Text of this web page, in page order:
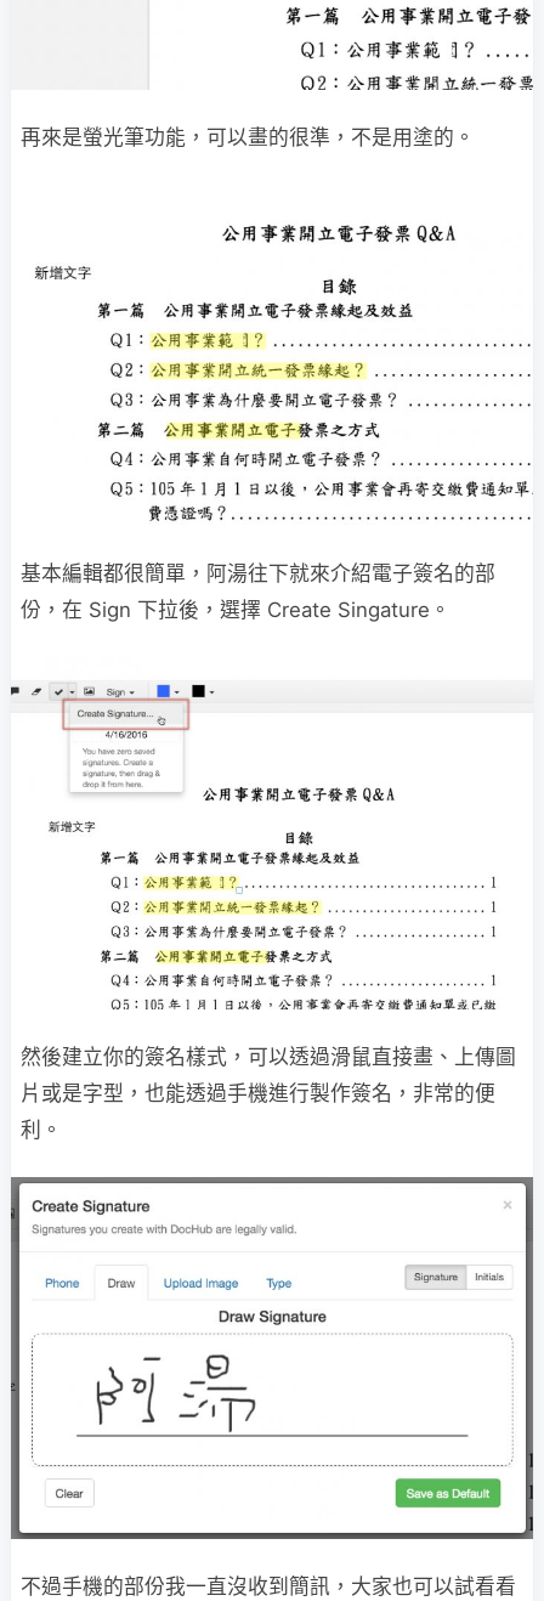
再來是螢光筆功能，可以畫的很準，不是用塗的。
基本編輯都很簡單，阿湯往下就來介紹電子簽名的部
份，在 Sign 下拉後，選擇 Create Singature。
然後建立你的簽名樣式，可以透過滑鼠直接畫、上傳圖
片或是字型，也能透過手機進行製作簽名，非常的便
利。
不過手機的部份我一直沒收到簡訊，大家也可以試看看